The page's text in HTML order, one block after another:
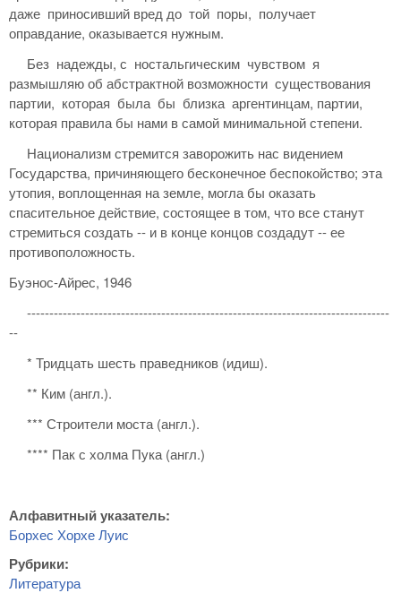
даже приносивший вред до той поры, получает
оправдание, оказывается нужным.
Без надежды, с ностальгическим чувством я
размышляю об абстрактной возможности существования
партии, которая была бы близка аргентинцам, партии,
которая правила бы нами в самой минимальной степени.
Национализм стремится заворожить нас видением
Государства, причиняющего бесконечное беспокойство; эта
утопия, воплощенная на земле, могла бы оказать
спасительное действие, состоящее в том, что все станут
стремиться создать -- и в конце концов создадут -- ее
противоположность.
Буэнос-Айрес, 1946
---------------------------------------------------------------------------------
--
* Тридцать шесть праведников (идиш).
** Ким (англ.).
*** Строители моста (англ.).
**** Пак с холма Пука (англ.)
Алфавитный указатель:
Борхес Хорхе Луис
Рубрики:
Литература